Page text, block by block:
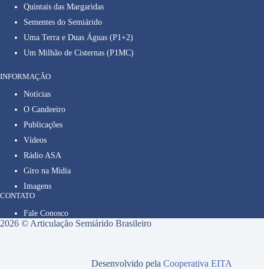
Quintais das Margaridas
Sementes do Semiárido
Uma Terra e Duas Águas (P1+2)
Um Milhão de Cisternas (P1MC)
INFORMAÇÃO
Notícias
O Candeeiro
Publicações
Vídeos
Rádio ASA
Giro na Mídia
Imagens
CONTATO
Fale Conosco
2026 © Articulação Semiárido Brasileiro
Desenvolvido pelaCooperativa EITA